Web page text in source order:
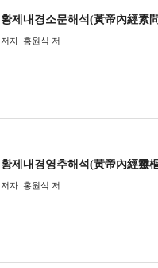
황제내경소문해석(黃帝內經素
저자 홍원식 저
황제내경영추해석(黃帝內經靈
저자 홍원식 저